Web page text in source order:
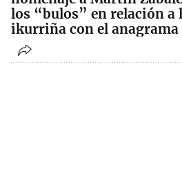
los “bulos” en relación a
ikurriña con el anagrama